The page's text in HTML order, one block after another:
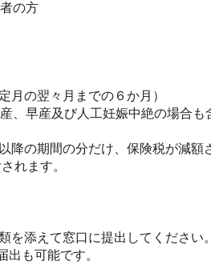
の方
月の翌々月までの６か月）
、早産及び人工妊娠中絶の場合も
の期間の分だけ、保険税が減額
れます。
を添えて窓口に提出してください。
も可能です。